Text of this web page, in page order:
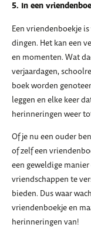
5. In een
Een vriendenboekje
dingen. Het kan een
en momenten. Wat
verjaardagen,
boek worden
leggen en elke keer
herinneringen weer
Of je nu een ouder
of zelf een
een geweldige
vriendschappen te
bieden. Dus waar
vriendenboekje en
herinneringen van!